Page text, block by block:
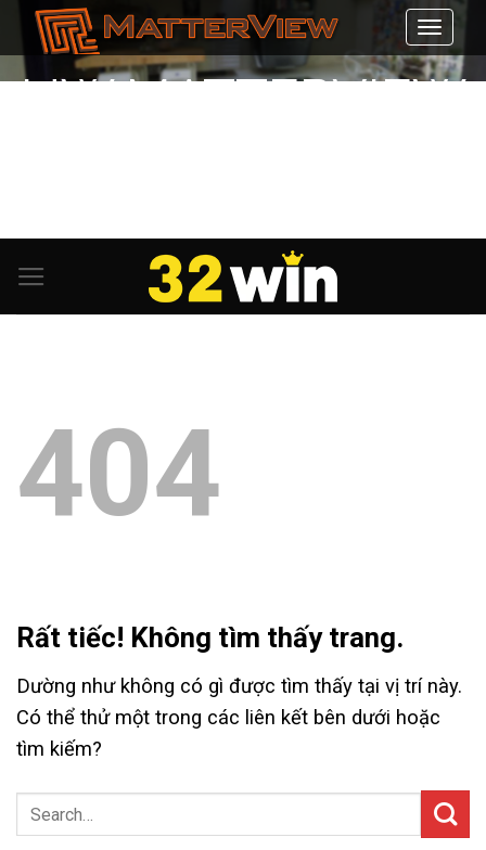
UW MATTERVIEW